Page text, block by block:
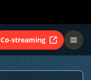
Co-streaming